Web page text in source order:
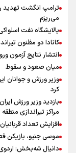
ترامپ انگشت تهدید
می‌ریزم
پالایشگاه نفت
کانادا دو مظنون
انتشار نتایج آزمون
میان صعود و سقوط
وزیر ورزش و جوانان
کرد
بازدید وزیر ورزش
مراکز تیراندازی منطقه
افزایش تعداد
موسی جنپو، بازیکن
دانیال شه‌بخش: اردوی